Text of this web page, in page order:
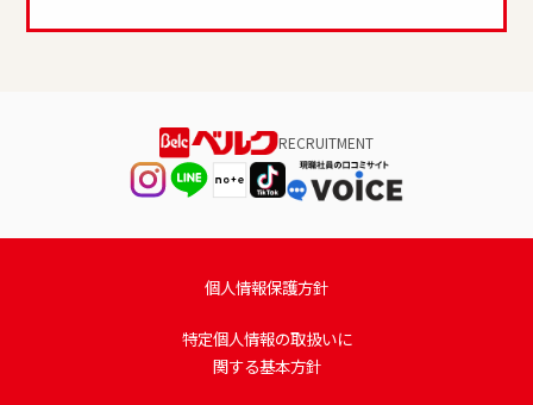
RECRUITMENT
個人情報保護方針
特定個人情報の取扱いに
関する基本方針